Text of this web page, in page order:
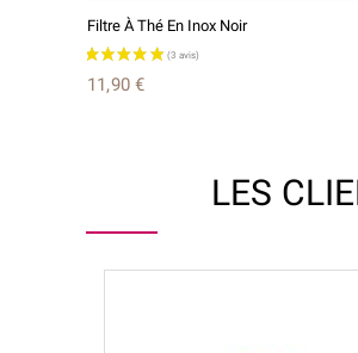
Filtre À Thé En Inox Noir
11,90 €
LES